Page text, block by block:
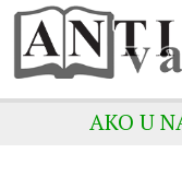
AKO U